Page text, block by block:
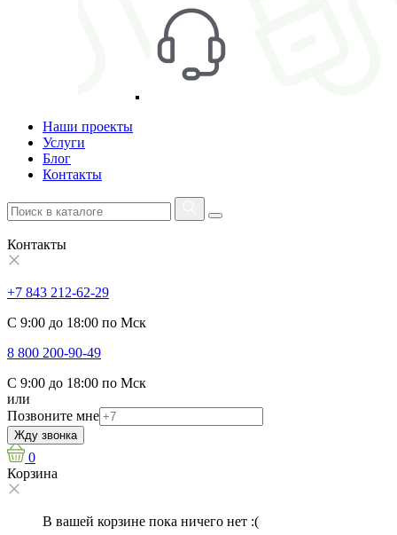
Наши проекты
Услуги
Блог
Контакты
Контакты
+7 843 212-62-29
С 9:00 до 18:00 по Мск
8 800 200-90-49
С 9:00 до 18:00 по Мск
или
Позвоните мне
Жду звонка
0
Корзина
В вашей корзине пока ничего нет :(